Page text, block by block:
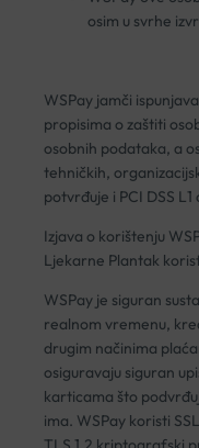
osim u svrhe
WSPay jamči
propisima o zaštiti
osobnih podataka, a
tehničkih,
potvrđuje i PCI DSS
Izjava o korištenju
Ljekarne Plantak
WSPay je siguran
realnom vremenu,
drugim načinima
osiguravaju siguran
karticama što
ima. WSPay koristi